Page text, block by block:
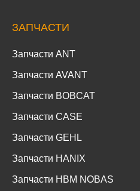
ЗАПЧАСТИ
Запчасти ANT
Запчасти AVANT
Запчасти BOBCAT
Запчасти CASE
Запчасти GEHL
Запчасти HANIX
Запчасти HBM NOBAS